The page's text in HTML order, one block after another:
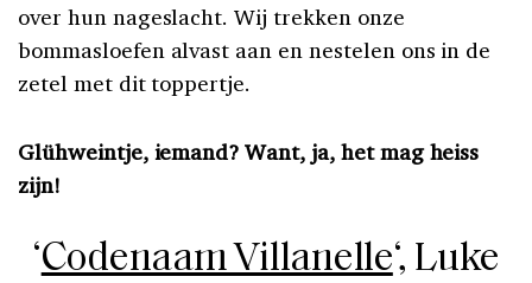
over hun nageslacht. Wij trekken onze
bommasloefen alvast aan en nestelen ons in de
zetel met dit toppertje.
Glühweintje, iemand?Want, ja, het mag heiss
zijn!
‘Codenaam Villanelle‘, Luke